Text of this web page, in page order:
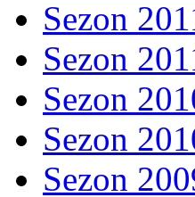
Sezon
Sezon
Sezon
Sezon
Sezon